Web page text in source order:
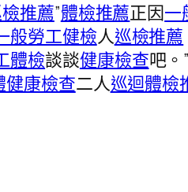
推薦”體檢推薦正因一
般勞工健檢人巡檢推薦
體檢談談健康檢查吧
健康檢查二人巡迴體檢